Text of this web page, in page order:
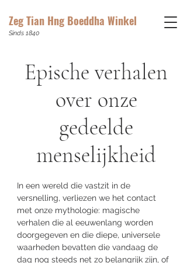
Zeg Tian Hng Boeddha Winkel
Sinds 1840
Epische verhalen
over onze
gedeelde
menselijkheid
In een wereld die vastzit in de
versnelling, verliezen we het contact
met onze mythologie: magische
verhalen die al eeuwenlang worden
doorgegeven en die diepe, universele
waarheden bevatten die vandaag de
dag nog steeds net zo belangrijk zijn, of